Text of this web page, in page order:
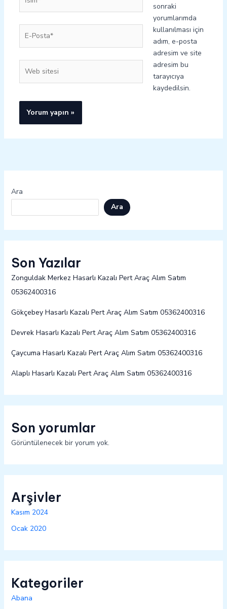
Posta*
sitesi
sonraki
yorumlarımda
kullanılması için
adım, e-posta
adresim ve site
adresim bu
tarayıcıya
kaydedilsin.
Ara
Ara
Son Yazılar
Zonguldak Merkez Hasarlı Kazalı Pert Araç Alım Satım
05362400316
Gökçebey Hasarlı Kazalı Pert Araç Alım Satım 05362400316
Devrek Hasarlı Kazalı Pert Araç Alım Satım 05362400316
Çaycuma Hasarlı Kazalı Pert Araç Alım Satım 05362400316
Alaplı Hasarlı Kazalı Pert Araç Alım Satım 05362400316
Son yorumlar
Görüntülenecek bir yorum yok.
Arşivler
Kasım 2024
Ocak 2020
Kategoriler
Abana